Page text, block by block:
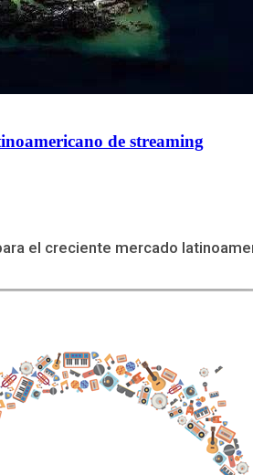
de streaming
el creciente mercado